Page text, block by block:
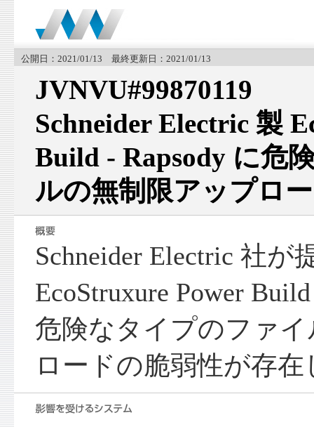
公開日：2021/01/13 最終更新日：2021/01/13
JVNVU#99870119
Schneider Electric 製
Build - Rapsody に危
ルの無制限アップロ
Schneider Electric 社が
EcoStruxure Power
危険なタイプのファ
ロードの脆弱性が存在